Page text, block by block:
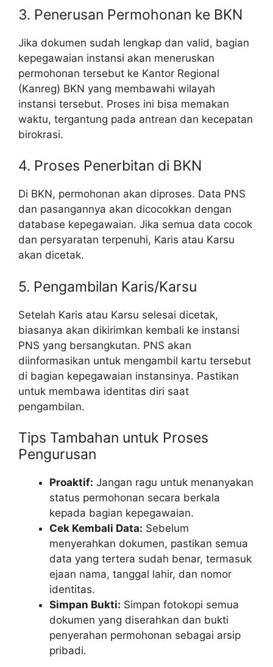
3. Penerusan Permohonan ke BKN
Jika dokumen sudah lengkap dan valid, bagian
kepegawaian instansi akan meneruskan
permohonan tersebut ke Kantor Regional
(Kanreg) BKN yang membawahi wilayah
instansi tersebut. Proses ini bisa memakan
waktu, tergantung pada antrean dan kecepatan
birokrasi.
4. Proses Penerbitan di BKN
Di BKN, permohonan akan diproses. Data PNS
dan pasangannya akan dicocokkan dengan
database kepegawaian. Jika semua data cocok
dan persyaratan terpenuhi, Karis atau Karsu
akan dicetak.
5. Pengambilan Karis/Karsu
Setelah Karis atau Karsu selesai dicetak,
biasanya akan dikirimkan kembali ke instansi
PNS yang bersangkutan. PNS akan
diinformasikan untuk mengambil kartu tersebut
di bagian kepegawaian instansinya. Pastikan
untuk membawa identitas diri saat
pengambilan.
Tips Tambahan untuk Proses
Pengurusan
Proaktif: Jangan ragu untuk menanyakan
status permohonan secara berkala
kepada bagian kepegawaian.
Cek Kembali Data: Sebelum
menyerahkan dokumen, pastikan semua
data yang tertera sudah benar, termasuk
ejaan nama, tanggal lahir, dan nomor
identitas.
Simpan Bukti: Simpan fotokopi semua
dokumen yang diserahkan dan bukti
penyerahan permohonan sebagai arsip
pribadi.